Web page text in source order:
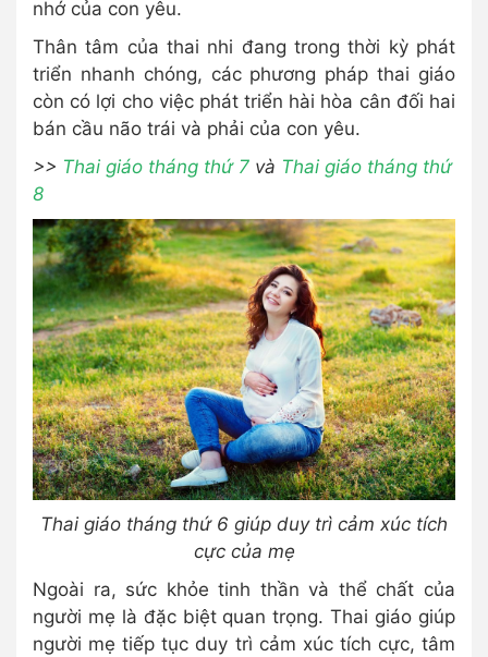
nhớ của con yêu.
Thân tâm của thai nhi đang trong thời kỳ phát
triển nhanh chóng, các phương pháp thai giáo
còn có lợi cho việc phát triển hài hòa cân đối hai
bán cầu não trái và phải của con yêu.
>> Thai giáo tháng thứ 7 và Thai giáo tháng thứ
8
Thai giáo tháng thứ 6 giúp duy trì cảm xúc tích
cực của mẹ
Ngoài ra, sức khỏe tinh thần và thể chất của
người mẹ là đặc biệt quan trọng. Thai giáo giúp
người mẹ tiếp tục duy trì cảm xúc tích cực, tâm